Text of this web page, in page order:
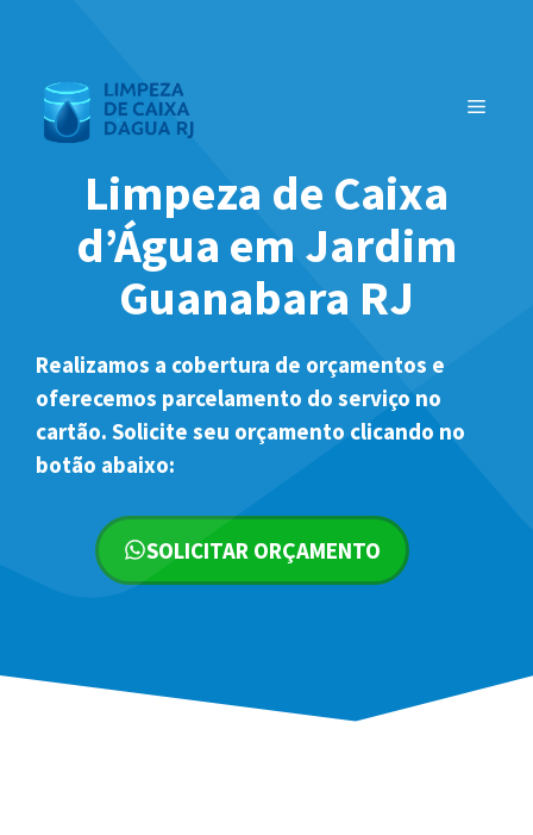
conteúdo
MENU
Limpeza de Caixa
d’Água em Jardim
Guanabara RJ
Realizamos a cobertura de orçamentos e
oferecemos parcelamento do serviço no
cartão. Solicite seu orçamento clicando no
botão abaixo:
SOLICITAR ORÇAMENTO